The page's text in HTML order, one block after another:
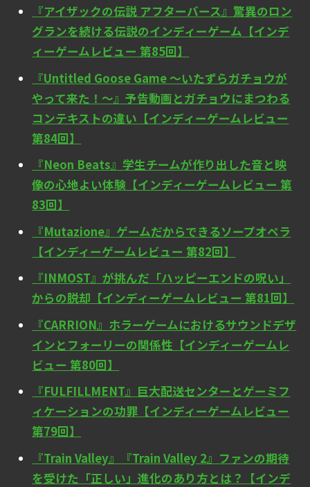
『アイザックの伝説 アフターバース』驚異のロン
グランを続ける伝説のインディーゲーム【インデ
ィーゲームレビュー 第85回】
『Untitled Goose Game ～いたずらガチョウが
やって来た！～』予告動画とガチョウにまつわる
コンテキストの違い【インディーゲームレビュー
第84回】
『Neon Beats』学生チームが作り出した音と映
像の心地よい体験【インディーゲームレビュー 第
83回】
『Mutazione』ゲームだからできるソープオペラ
【インディーゲームレビュー 第82回】
『INMOST』が挑んだ「ハッピーエンドの呪い」
からの脱却【インディーゲームレビュー 第81回】
『CARRION』ホラーゲームにおけるサウンドデザ
インとフォーリーの関係性【インディーゲームレ
ビュー 第80回】
『FULFILLMENT』巨大配送センターとゲーミフ
ィケーションの功罪【インディーゲームレビュー
第79回】
『Train Valley』『Train Valley 2』ファンの期待
を受けた「正しい」進化のあり方とは？【インデ